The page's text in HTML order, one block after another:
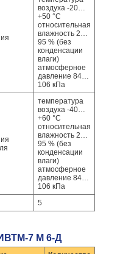
воздуха -20…
+50 °С
относительная
влажность 2…
95 % (без
конденсации
влаги)
атмосферное
давление 84…
106 кПа
температура
воздуха -40…
+60 °С
относительная
влажность 2…
95 % (без
конденсации
влаги)
атмосферное
давление 84…
106 кПа
5
7 М 6-Д